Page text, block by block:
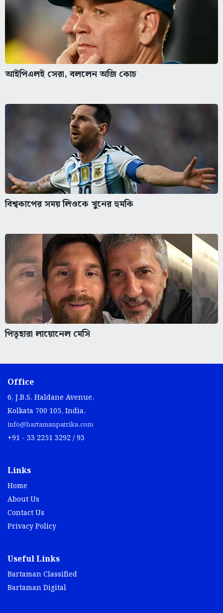
আইপিএলই সেরা, বললেন অজি কোচ
বিশ্বকাপের সময় লিওকে খুনের হুমকি
পিতৃহারা লায়োনেল মেসি
Office
6, J.B.S. Haldane Avenue,
Kolkata 700 105, India.
info@bartamanpatrika.com
+91 - 33 2251 3292 / 93
Links
Home
About Us
Contact Us
Privacy Policy
Useful Links
Bartaman Classified
Bartaman Digital